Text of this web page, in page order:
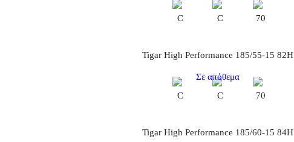
C C 70
Tigar High Performance 185/55-15 82H
Σε απόθεμα
C
C 70
Tigar High Performance 185/60-15 84H